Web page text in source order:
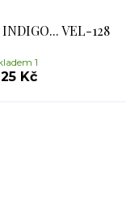
VEL-128
Kč
1